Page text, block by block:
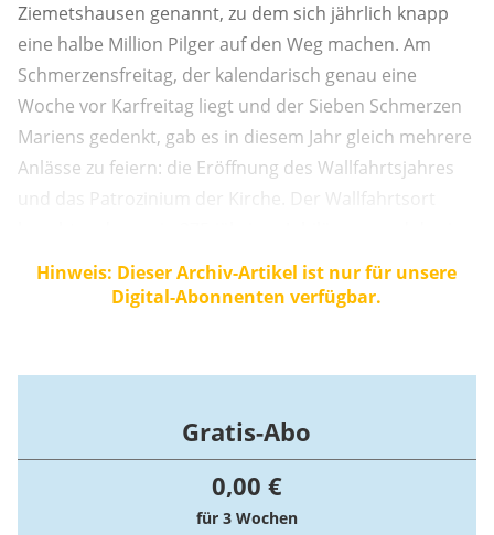
Ziemetshausen genannt, zu dem sich jährlich knapp
eine halbe Million Pilger auf den Weg machen. Am
Schmerzensfreitag, der kalendarisch genau eine
Woche vor Karfreitag liegt und der Sieben Schmerzen
Mariens gedenkt, gab es in diesem Jahr gleich mehrere
Anlässe zu feiern: die Eröffnung des Wallfahrtsjahres
und das Patrozinium der Kirche. Der Wallfahrtsort
Heiligen Jahr.
Hinweis: Dieser Archiv-Artikel ist nur für unsere
Digital-Abonnenten verfügbar.
Gratis-Abo
0,00 €
für 3 Wochen